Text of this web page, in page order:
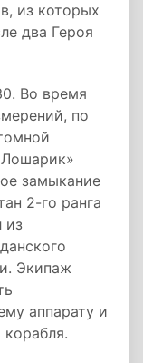
из которых
два Героя
Во время
по
замыкание
2-го ранга
из
Экипаж
аппарату и